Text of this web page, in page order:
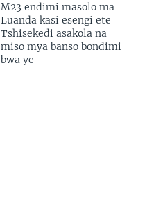
M23 endimi masolo ma
Luanda kasi esengi ete
Tshisekedi asakola na
miso mya banso bondimi
bwa ye